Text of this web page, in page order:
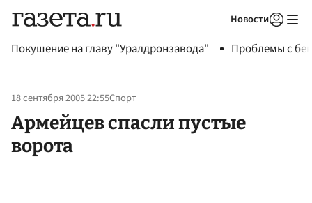
Новости
Покушение на главу "Уралдронзавода" Проблемы с
18 сентября 2005 22:55Спорт
Армейцев спасли пустые
ворота